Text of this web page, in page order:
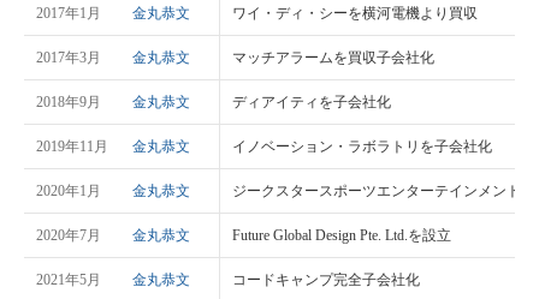
2017年1月 金丸恭文 ワイ・ディ・シーを横河電機より買収
2017年3月 金丸恭文 マッチアラームを買収子会社化
2018年9月 金丸恭文 ディアイティを子会社化
2019年11月 金丸恭文 イノベーション・ラボラトリを子会社化
2020年1月 金丸恭文 ジークスタースポーツエンターテインメント
2020年7月 金丸恭文 Future Global Design Pte. Ltd.を設立
2021年5月 金丸恭文 コードキャンプ完全子会社化